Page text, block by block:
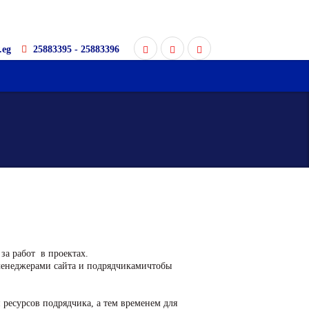
25883395 - 25883396
работ в проектах.
сайта и подрядчикамичтобы
подрядчика, а тем временем для